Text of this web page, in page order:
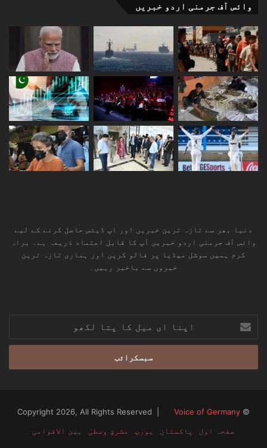
وائس آف جرمنی اردو خبریں
دنیا بھر سے تازہ ترین خبریں اور اپ ڈیٹس حاصل کرنے کے لیے
وائس آف جرمنی اردو خبریں آپ کا قابل اعتماد ذریعہ ہے۔ براہ
کرم ہمیں سوشل میڈیا پر فالو کریں اور ہماری تازہ ترین
خبروں سے باخبر رہیں۔
ای
میل
پتا
© Copyright 2026, All Rights Reserved |
Voice of Germany
صفحہ اول
پاکستان یورپ مشرق وسطیٰ
بین الاقوامی